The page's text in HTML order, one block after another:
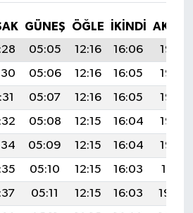
GÜNEŞ ÖĞLE İKINDI
05:05 12:16 16:06
19:17
05:06 12:16 16:05
19:16
05:07 12:16 16:05
19:15
05:08 12:15 16:04
19:13
05:09 12:15 16:04
19:12
05:10 12:15 16:03
19:11
05:11 12:15 16:03
19:09